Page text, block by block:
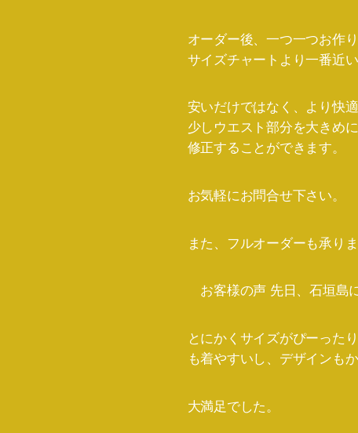
オーダー後、一つ一つお作
サイズチャートより一番近
安いだけではなく、より快
少しウエスト部分を大きめ
修正することができます。
お気軽にお問合せ下さい。
また、フルオーダーも承りま
お客様の声 先日、石垣島
とにかくサイズがぴーった
も着やすいし、デザインも
大満足でした。